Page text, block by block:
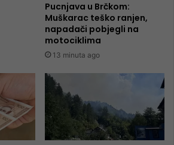
Pucnjava u Brčkom:
Muškarac teško ranjen,
napadači pobjegli na
motociklima
13 minuta ago